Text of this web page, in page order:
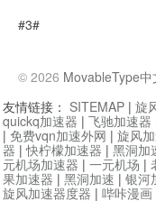
#3#
© 2026 MovableType中
友情链接： SITEMAP | 旋
quickq加速器 | 飞驰加速器
| 免费vqn加速外网 | 旋风
器 |快柠檬加速器 | 黑洞加
元机场加速器 | 一元机场 |
果加速器 | 黑洞加速 | 银河
旋风加速器度器 | 哔咔漫画